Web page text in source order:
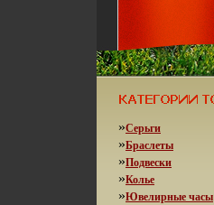
»Серьги
»Браслеты
»Подвески
»Колье
»Ювелирные часы